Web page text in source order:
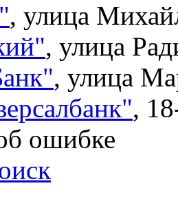
", улица
", улица
", улица
",
ошибке